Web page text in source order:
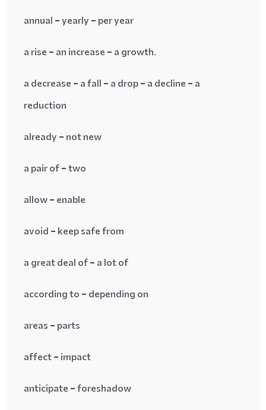
annual = yearly = per year
a rise = an increase = a growth.
a decrease = a fall = a drop = a decline = a
reduction
already = not new
a pair of = two
allow = enable
avoid = keep safe from
a great deal of = a lot of
according to = depending on
areas = parts
affect = impact
anticipate = foreshadow